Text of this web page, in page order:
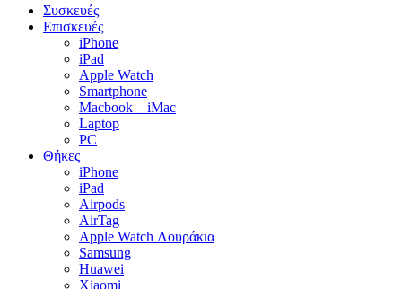
Close
Menu
Συσκευές
Επισκευές
iPhone
iPad
Apple Watch
Smartphone
Macbook – iMac
Laptop
PC
Θήκες
iPhone
iPad
Airpods
AirTag
Apple Watch Λουράκια
Samsung
Huawei
Xiaomi